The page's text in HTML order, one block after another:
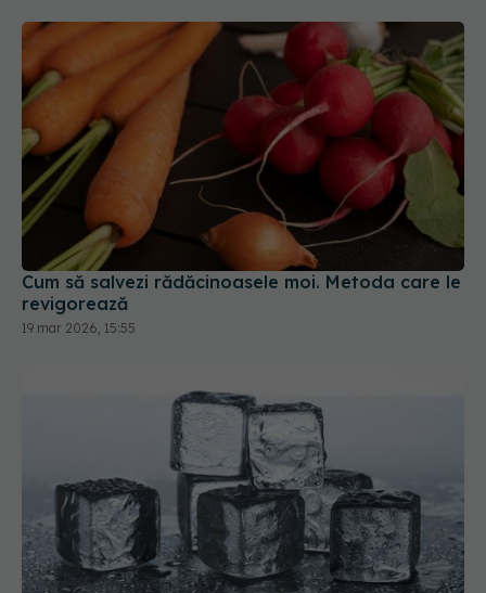
Cum să salvezi rădăcinoasele moi. Metoda care le
revigorează
19 mar 2026, 15:55